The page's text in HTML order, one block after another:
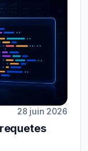
28 juin 2026